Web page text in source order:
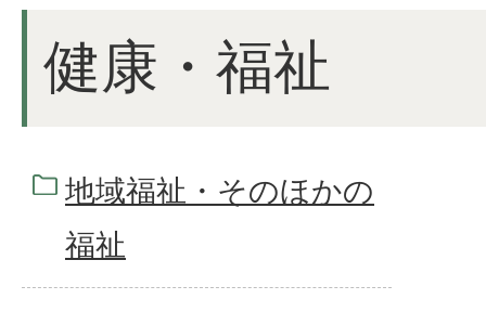
健康・福祉
地域福祉・そのほかの
福祉